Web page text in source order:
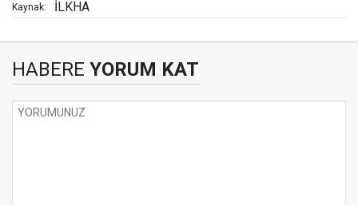
Kaynak: İLKHA
HABERE YORUM KAT